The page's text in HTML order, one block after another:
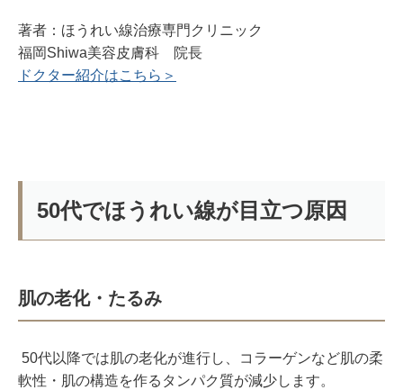
著者：ほうれい線治療専門クリニック
福岡Shiwa美容皮膚科 院長
ドクター紹介はこちら＞
50代でほうれい線が目立つ原因
肌の老化・たるみ
50代以降では肌の老化が進行し、コラーゲンなど肌の柔
軟性・肌の構造を作るタンパク質が減少します。